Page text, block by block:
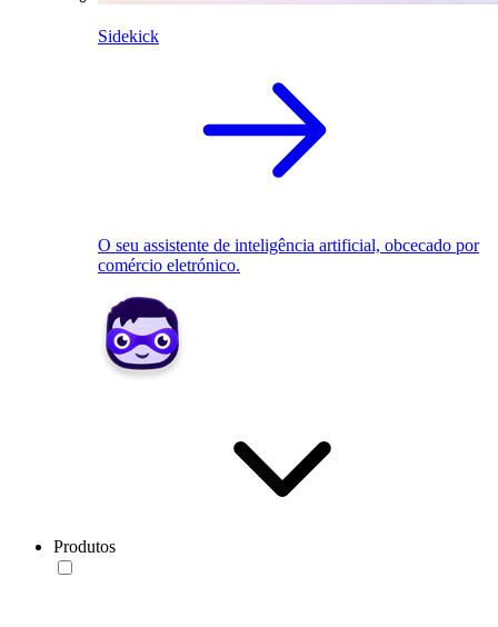
Sidekick
O seu assistente de inteligência artificial, obcecado por
comércio eletrónico.
Produtos